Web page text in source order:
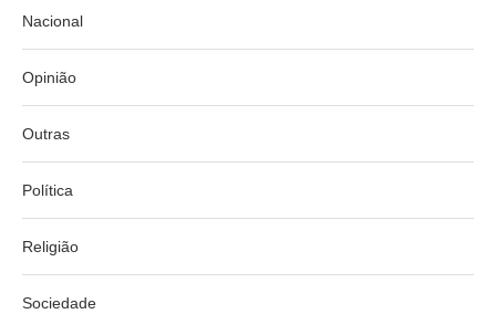
Nacional
Opinião
Outras
Política
Religião
Sociedade